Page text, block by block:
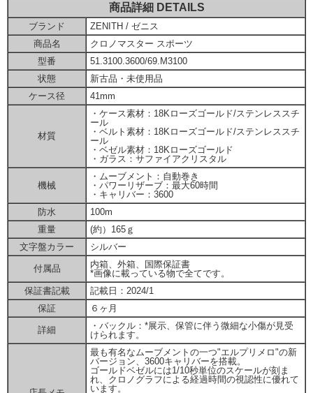
商品詳細 DETAILS
ブランド
ZENITH / ゼニス
商品名
クロノマスター スポーツ
型番
51.3100.3600/69.M3100
状態
新古品・未使用品
ケース径
41mm
材質
・ケース素材：18Kローズゴールド/ステンレススチ
ール
・ベルト素材：18Kローズゴールド/ステンレススチ
ール
・ベゼル素材：18Kローズゴールド
・ガラス：サファイアクリスタル
機械
・ムーブメント：自動巻き
・パワーリザーブ：最大60時間
・キャリバー：3600
防水
100m
重量
(約）165ｇ
文字盤カラー
シルバー
付属品
内箱、外箱、国際保証書
*画像に載っている物で全てです。
保証書記載
記載日：2024/1
保証
６ヶ月
詳細
・バックル：*展示、保管に伴う微細な小傷が見受
けられます。
最も有名なムーブメントの一つ"エルプリメロ"の新
バージョン、3600キャリバーを搭載。
ゴールドベゼルには1/10秒単位のスケールが刻ま
れ、クロノグラフによる経過時間の視認性に優れて
います。